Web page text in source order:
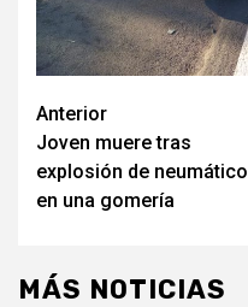
Navegación
de
entradas
Anterior
Joven muere tras
explosión de neumático
en una gomería
MÁS NOTICIAS